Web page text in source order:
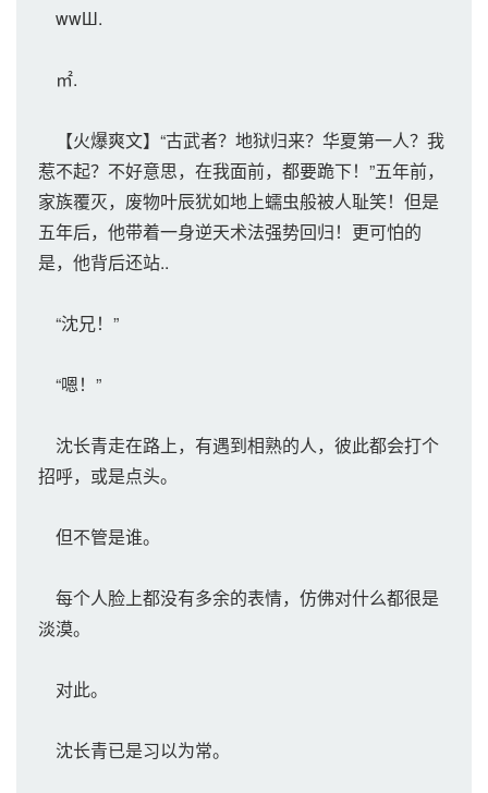
wwШ.
㎡.
【火爆爽文】“古武者？地狱归来？华夏第一人？我
惹不起？不好意思，在我面前，都要跪下！”五年前，
家族覆灭，废物叶辰犹如地上蠕虫般被人耻笑！但是
五年后，他带着一身逆天术法强势回归！更可怕的
是，他背后还站..
“沈兄！”
“嗯！”
沈长青走在路上，有遇到相熟的人，彼此都会打个
招呼，或是点头。
但不管是谁。
每个人脸上都没有多余的表情，仿佛对什么都很是
淡漠。
对此。
沈长青已是习以为常。